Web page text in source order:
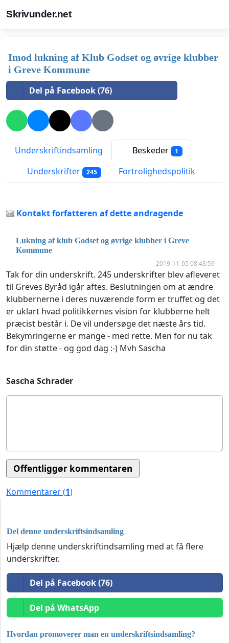
Skrivunder.net
Imod lukning af Klub Godset og øvrige klubber
i Greve Kommune
Del på Facebook (76)
Underskriftindsamling Beskeder 1
Underskrifter 245 Fortrolighedspolitik
Kontakt forfatteren af dette andragende
Lukning af klub Godset og øvrige klubber i Greve
Kommune
2019-11-05 08:43:59
Tak for din underskrift. 245 underskrifter blev afleveret
til Greves Byråd igår aftes. Beslutningen om at ændre
klubbernerne i deres nuværende form er truffet og det
er uklart hvad politikkernes vision for klubberne helt
præcist består i. De vil undersøge det næste års tid.
Bekymringerne er mange - med rette. Men for nu tak
for din støtte - og god dag :-) Mvh Sascha
Sascha Schrader
Kommentarer (1)
Del denne underskriftsindsamling
Hjælp denne underskriftindsamling med at få flere
underskrifter.
Del på Facebook (76)
Del på WhatsApp
Hvordan promoverer man en underskriftsindsamling?